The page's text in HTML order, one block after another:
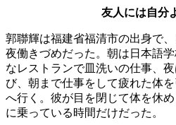
友人には自分
郭聯輝は福建省福清市の出身で
夜働きづめだった。朝は日本語
なレストランで皿洗いの仕事、
び、朝まで仕事をして疲れた体
へ行く。彼が目を閉じて体を休
に乗っている時間だけだった。